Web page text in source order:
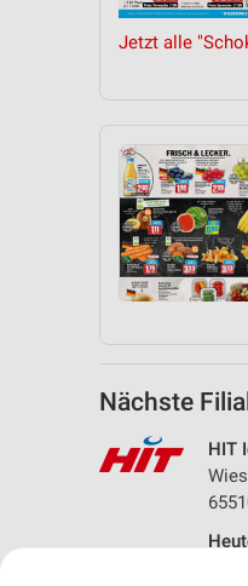
Jetzt alle
Nächste
HIT